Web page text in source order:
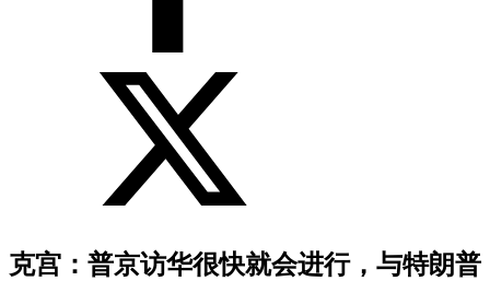
克宫：普京访华很快就会进行，与特朗普